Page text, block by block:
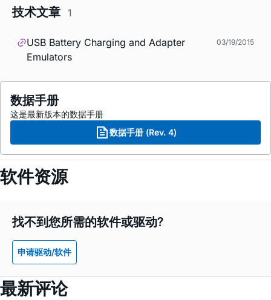
技术文章 1
USB Battery Charging and Adapter
Emulators
03/19/2015
数据手册
这是最新版本的数据手册
数据手册 (Rev. 4)
软件资源
找不到您所需的软件或驱动?
申请驱动/软件
最新评论